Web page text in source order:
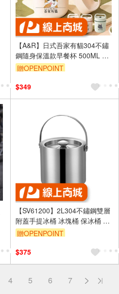
【A&R】日式吾家有貓304不鏽
鋼隨身保溫款早餐杯 500ML 四
款任選
贈OPENPOINT
$349
【SV61200】2L304不鏽鋼雙層
附蓋手提冰桶 冰塊桶 保冰桶 紅
酒桶 啤酒香檳桶 露營 KTV 酒吧
贈OPENPOINT
$375
4 5 6 7